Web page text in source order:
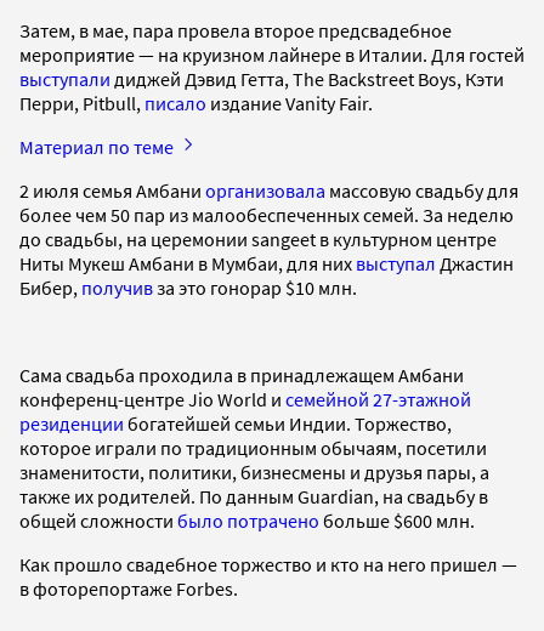
Затем, в мае, пара провела второе предсвадебное
мероприятие — на круизном лайнере в Италии. Для гостей
выступали диджей Дэвид Гетта, The Backstreet Boys, Кэти
Перри, Pitbull, писало издание Vanity Fair.
Материал по теме
2 июля семья Амбани организовала массовую свадьбу для
более чем 50 пар из малообеспеченных семей. За неделю
до свадьбы, на церемонии sangeet в культурном центре
Ниты Мукеш Амбани в Мумбаи, для них выступал Джастин
Бибер, получивза это гонорар $10 млн.
Сама свадьба проходила в принадлежащем Амбани
конференц-центре Jio World и семейной 27-этажной
резиденции богатейшей семьи Индии. Торжество,
которое играли по традиционным обычаям, посетили
знаменитости, политики, бизнесмены и друзья пары, а
также их родителей. По данным Guardian, на свадьбу в
общей сложности было потрачено больше $600 млн.
Как прошло свадебное торжество и кто на него пришел —
в фоторепортаже Forbes.